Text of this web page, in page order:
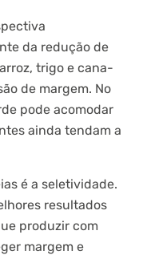
da redução de
trigo e cana-
de margem. No
pode acomodar
ainda tendam a
é a seletividade.
resultados
produzir com
margem e